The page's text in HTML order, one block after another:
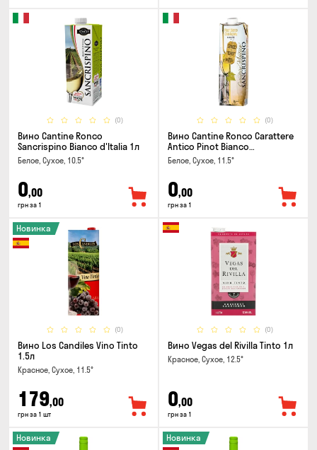
(0)
Вино Cantine Ronco
Sancrispino Bianco d'Italia 1л
Белое, Сухое, 10.5°
0,00
грн за 1
(0)
Вино Cantine Ronco Carattere
Antico Pinot Bianco
Chardonnay Rubicone IGT 1л
Белое, Сухое, 11.5°
0,00
грн за 1
(0)
Новинка
Вино Los Candiles Vino Tinto
1.5л
Красное, Сухое, 11.5°
179,00
грн за 1 шт
(0)
Вино Vegas del Rivilla Tinto 1л
Красное, Сухое, 12.5°
0,00
грн за 1
Новинка Новинка